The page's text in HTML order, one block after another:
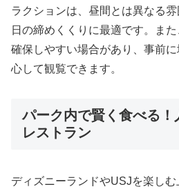
ラクションは、昼間とは異なる
日の締めくくりに最適です。ま
確保しやすい場合があり、事前
心して観覧できます。
パーク内で賢く食べる
レストラン
ディズニーランドやUSJを楽し